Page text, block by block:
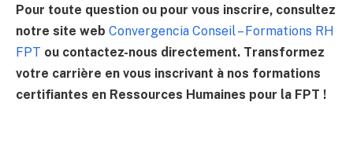
Pour toute question ou pour vous inscrire, consultez
notre site web Convergencia Conseil – Formations RH
FPT ou contactez-nous directement. Transformez
votre carrière en vous inscrivant à nos formations
certifiantes en Ressources Humaines pour la FPT !